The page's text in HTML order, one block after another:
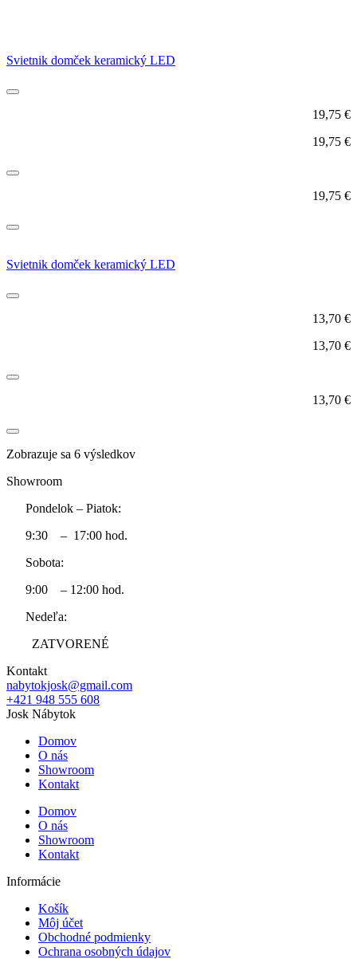
Svietnik domček keramický LED
19,75 €
19,75 €
19,75 €
Svietnik domček keramický LED
13,70 €
13,70 €
13,70 €
Zobrazuje sa 6 výsledkov
Showroom
Pondelok – Piatok:
9:30 – 17:00 hod.
Sobota:
9:00 – 12:00 hod.
Nedeľa:
ZATVORENÉ
Kontakt
nabytokjosk@gmail.com
+421 948 555 608
Josk Nábytok
Domov
O nás
Showroom
Kontakt
Domov
O nás
Showroom
Kontakt
Informácie
Košík
Môj účet
Obchodné podmienky
Ochrana osobných údajov